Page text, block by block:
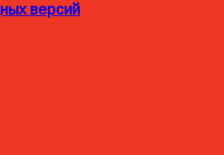
версий